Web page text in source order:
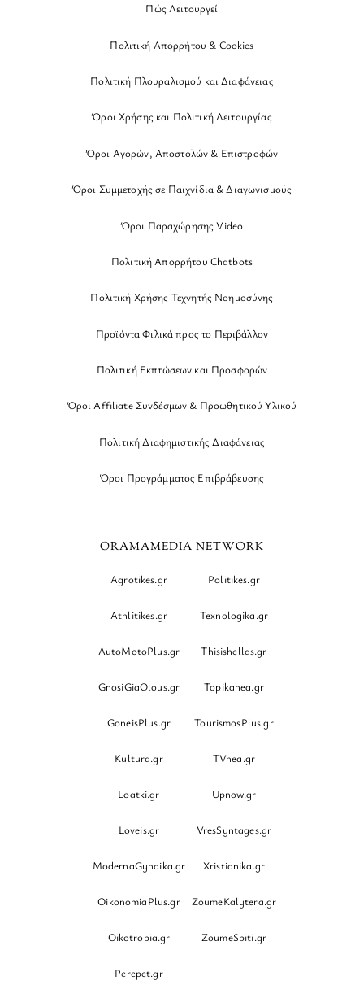
Πώς Λειτουργεί
Πολιτική Απορρήτου & Cookies
Πολιτική Πλουραλισμού και Διαφάνειας
Όροι Χρήσης και Πολιτική Λειτουργίας
Όροι Αγορών, Αποστολών & Επιστροφών
Όροι Συμμετοχής σε Παιχνίδια & Διαγωνισμούς
Όροι Παραχώρησης Video
Πολιτική Απορρήτου Chatbots
Πολιτική Χρήσης Τεχνητής Νοημοσύνης
Προϊόντα Φιλικά προς το Περιβάλλον
Πολιτική Εκπτώσεων και Προσφορών
Όροι Affiliate Συνδέσμων & Προωθητικού Υλικού
Πολιτική Διαφημιστικής Διαφάνειας
Όροι Προγράμματος Επιβράβευσης
ORAMAMEDIA NETWORK
Agrotikes.gr Politikes.gr
Athlitikes.gr Texnologika.gr
AutoMotoPlus.gr Thisishellas.gr
GnosiGiaOlous.gr Topikanea.gr
GoneisPlus.gr TourismosPlus.gr
Kultura.gr TVnea.gr
Loatki.gr Upnow.gr
Loveis.gr VresSyntages.gr
ModernaGynaika.gr Xristianika.gr
OikonomiaPlus.gr ZoumeKalytera.gr
Oikotropia.gr ZoumeSpiti.gr
Perepet.gr